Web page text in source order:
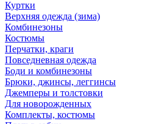
Куртки
Верхняя одежда (зима)
Комбинезоны
Костюмы
Перчатки, краги
Повседневная одежда
Боди и комбинезоны
Брюки, джинсы, леггинсы
Джемперы и толстовки
Для новорожденных
Комплекты, костюмы